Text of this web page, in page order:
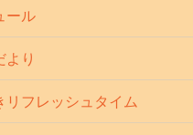
ール
より
リフレッシュタイム